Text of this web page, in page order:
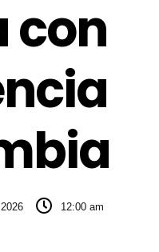
con
12:00 am